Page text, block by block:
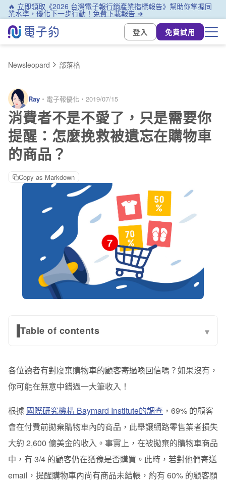
🔥 立即領取《2026 台灣電子報行銷產業指標報告》幫助你掌握同
業水準，優化下一步行動！免費下載報告 ➜
登入
免費試用
Newsleopard 部落格
Ray ・ 電子報優化 ・ 2019/07/15
消費者不是不愛了，只是需要你
提醒：怎麼挽救被遺忘在購物車
的商品？
Copy as Markdown
Table of contents ▾
文案設計：更貼近消費者想法
心有餘而力也足的話，也花心思在HTML上吧
總結：能夠拯救購物車、提高消費者購買意願的電子報是
什麼？
各位讀者有對廢棄購物車的顧客寄過喚回信嗎？如果沒有，
你可能在無意中錯過一大筆收入！
根據 國際研究機構 Baymard Institute的調查 ，69% 的顧客
會在付費前拋棄購物車內的商品，此舉讓網路零售業者損失
大約 2,600 億美金的收入。事實上，在被拋棄的購物車商品
中，有 3/4 的顧客仍在猶豫是否購買。此時，若對他們寄送
email，提醒購物車內尚有商品未結帳，約有 60% 的顧客願